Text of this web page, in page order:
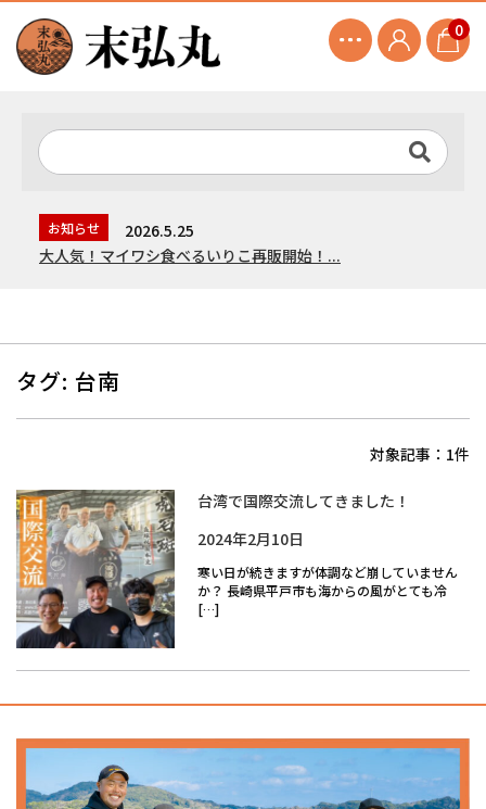
0
お知らせ
2026.5.25
大人気！マイワシ食べるいりこ再販開始！...
タグ: 台南
対象記事：1件
台湾で国際交流してきました！
2024年2月10日
寒い日が続きますが体調など崩していません
か？ 長崎県平戸市も海からの風がとても冷
[…]